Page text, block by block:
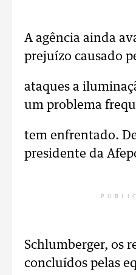
A agência ainda
prejuízo causado
ataques a
um problema
tem enfrentado.
presidente da
Schlumberger, os
concluídos pelas